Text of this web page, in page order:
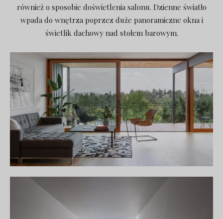
również o sposobie doświetlenia salonu. Dzienne światło
wpada do wnętrza poprzez duże panoramiczne okna i
świetlik dachowy nad stołem barowym.